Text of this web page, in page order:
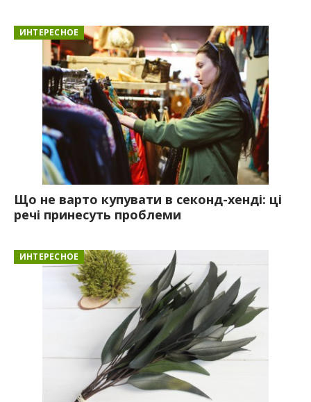
ИНТЕРЕСНОЕ
Що не варто купувати в секонд-хенді: ці
речі принесуть проблеми
ИНТЕРЕСНОЕ